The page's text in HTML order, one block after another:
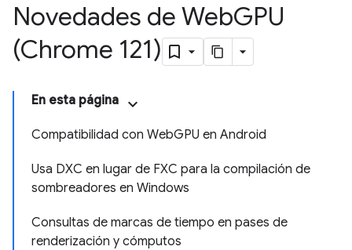
Novedades de WebGPU
(Chrome 121)
En esta página
Compatibilidad con WebGPU en Android
Usa DXC en lugar de FXC para la compilación de
sombreadores en Windows
Consultas de marcas de tiempo en pases de
renderización y cómputos